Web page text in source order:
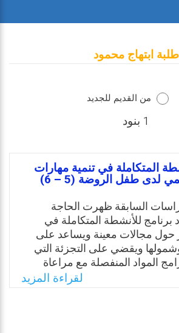
طلبة ابتهاج محمود
من القديم للجديد
1 بنود
المتكاملة في تنمية مهارات
التفكير العلمي لدى طفل الروضة (5 – 6)
السابقة ظهرت الحاجة
برنامج للأنشطة المتكاملة في
حول مجالات معينة ويساعد على
ويقضي على التجزئة التي
المواد المنفصلة مع مراعاة
المتاحة حيث يتم تعلم اللغة
والموسيقى والفن
لقراءة المزيد